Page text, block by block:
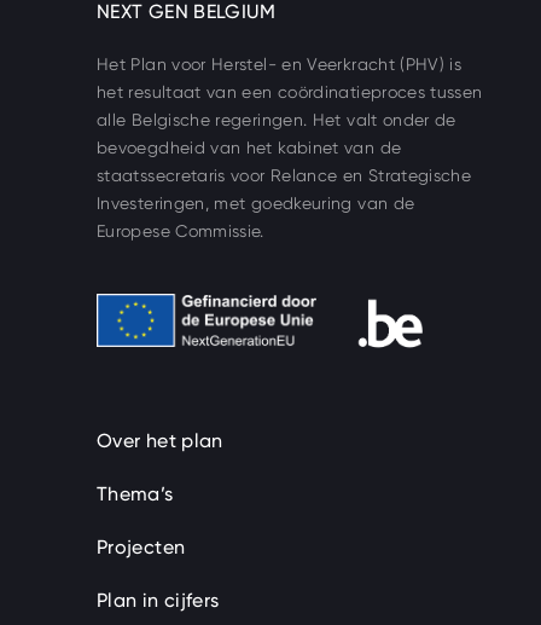
NEXT GEN BELGIUM
Het Plan voor Herstel- en Veerkracht (PHV) is
het resultaat van een coördinatieproces tussen
alle Belgische regeringen. Het valt onder de
bevoegdheid van het kabinet van de
staatssecretaris voor Relance en Strategische
Investeringen, met goedkeuring van de
Europese Commissie.
Over het plan
Thema’s
Projecten
Plan in cijfers